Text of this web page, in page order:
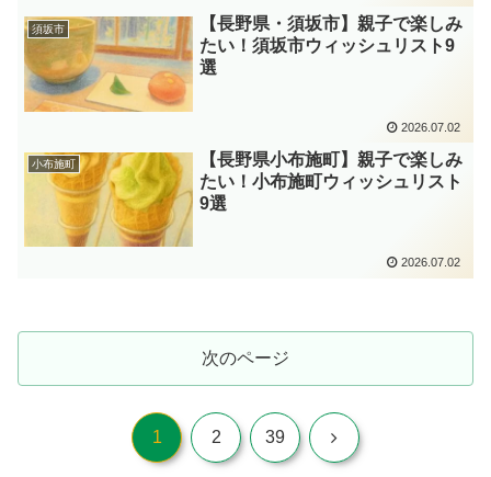
須坂市
【長野県・須坂市】親子で楽しみ
たい！須坂市ウィッシュリスト9
選
2026.07.02
小布施町
【長野県小布施町】親子で楽しみ
たい！小布施町ウィッシュリスト
9選
2026.07.02
次のページ
1 2 39 次